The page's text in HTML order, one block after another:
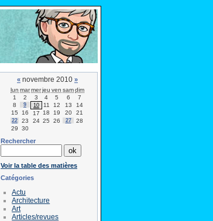
« novembre 2010 »
lun marmerjeu ven samdim
1
2 3 4 5 6
7
8
9 10 11 12 13
14
15
16 17 18 19 20 21
22 23 24 25 26 27
28
29
30
Rechercher
Voir la table des matières
Catégories
Actu
Architecture
Art
Articles/revues